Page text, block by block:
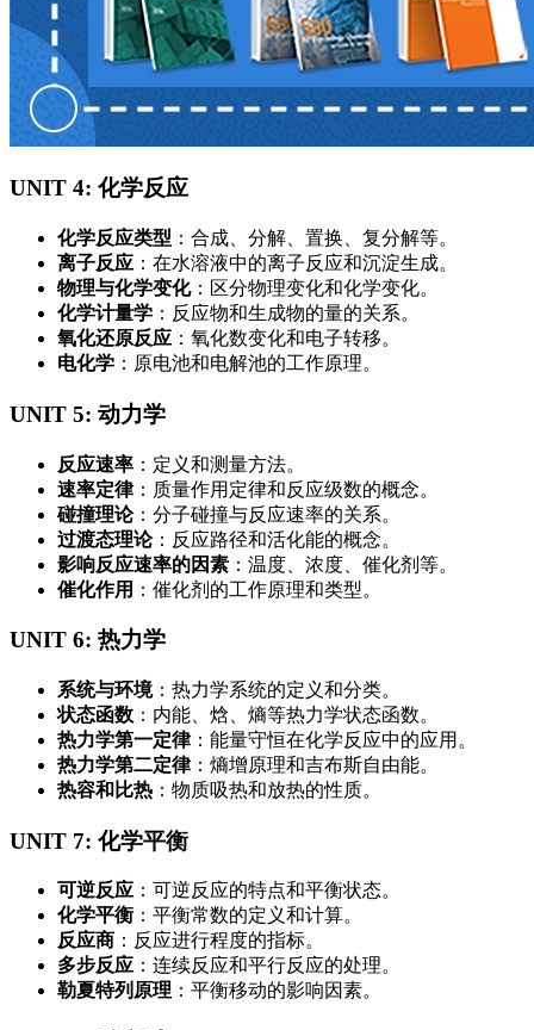
UNIT 4: 化学反应
化学反应类型 ‌：合成、分解、置换、复分解等。
离子反应 ‌：在水溶液中的离子反应和沉淀生成。
物理与化学变化‌：区分物理变化和化学变化。
化学计量学 ‌：反应物和生成物的量的关系。
氧化还原反应 ‌：氧化数变化和电子转移。
电化学 ‌：原电池和电解池的工作原理。
UNIT 5: 动力学
反应速率 ‌：定义和测量方法。
速率定律‌：质量作用定律和反应级数的概念。
碰撞理论‌：分子碰撞与反应速率的关系。
过渡态理论‌：反应路径和活化能的概念。
影响反应速率的因素 ‌：温度、浓度、催化剂等。
催化作用 ‌：催化剂的工作原理和类型。
UNIT 6: 热力学
系统与环境‌：热力学系统的定义和分类。
状态函数 ‌：内能、焓、熵等热力学状态函数。
热力学第一定律‌：能量守恒在化学反应中的应用。
热力学第二定律‌：熵增原理和吉布斯自由能。
热容和比热 ‌：物质吸热和放热的性质。
UNIT 7: 化学平衡
可逆反应 ‌：可逆反应的特点和平衡状态。
化学平衡 ‌：平衡常数的定义和计算。
反应商 ‌：反应进行程度的指标。
多步反应 ‌：连续反应和平行反应的处理。
勒夏特列原理 ‌：平衡移动的影响因素。